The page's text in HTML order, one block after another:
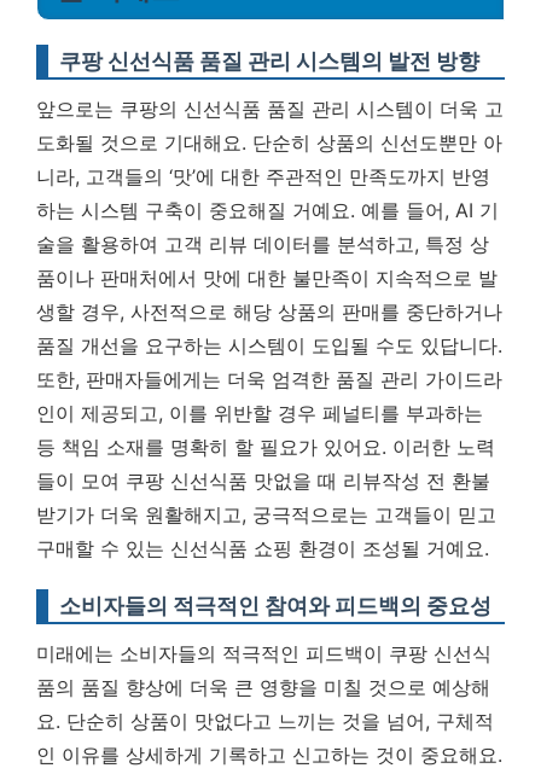
쿠팡 신선식품 품질 관리 시스템의 발전 방향
앞으로는 쿠팡의 신선식품 품질 관리 시스템이 더욱 고
도화될 것으로 기대해요. 단순히 상품의 신선도뿐만 아
니라, 고객들의 ‘맛’에 대한 주관적인 만족도까지 반영
하는 시스템 구축이 중요해질 거예요. 예를 들어, AI 기
술을 활용하여 고객 리뷰 데이터를 분석하고, 특정 상
품이나 판매처에서 맛에 대한 불만족이 지속적으로 발
생할 경우, 사전적으로 해당 상품의 판매를 중단하거나
품질 개선을 요구하는 시스템이 도입될 수도 있답니다.
또한, 판매자들에게는 더욱 엄격한 품질 관리 가이드라
인이 제공되고, 이를 위반할 경우 페널티를 부과하는
등 책임 소재를 명확히 할 필요가 있어요. 이러한 노력
들이 모여 쿠팡 신선식품 맛없을 때 리뷰작성 전 환불
받기가 더욱 원활해지고, 궁극적으로는 고객들이 믿고
구매할 수 있는 신선식품 쇼핑 환경이 조성될 거예요.
소비자들의 적극적인 참여와 피드백의 중요성
미래에는 소비자들의 적극적인 피드백이 쿠팡 신선식
품의 품질 향상에 더욱 큰 영향을 미칠 것으로 예상해
요. 단순히 상품이 맛없다고 느끼는 것을 넘어, 구체적
인 이유를 상세하게 기록하고 신고하는 것이 중요해요.